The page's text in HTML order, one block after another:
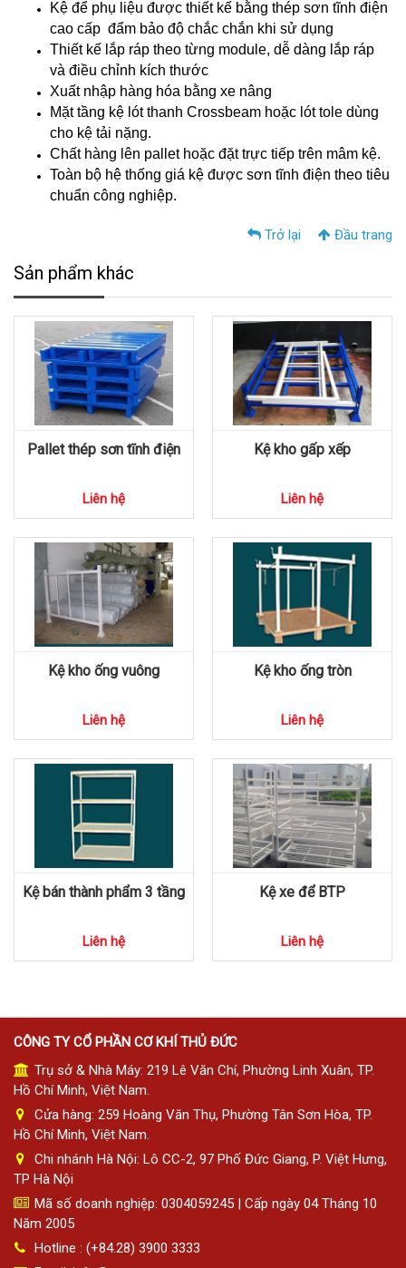
Kệ để phụ liệu được thiết kế bằng thép sơn tĩnh điện
cao cấp đẩm bảo độ chắc chắn khi sử dụng
Thiết kế lắp ráp theo từng module, dễ dàng lắp ráp
và điều chỉnh kích thước
Xuất nhập hàng hóa bằng xe nâng
Mặt tầng kệ lót thanh Crossbeam hoặc lót tole dùng
cho kệ tải nặng.
Chất hàng lên pallet hoặc đặt trực tiếp trên mâm kệ.
Toàn bộ hệ thống giá kệ được sơn tĩnh điện theo tiêu
chuẩn công nghiệp.
Trở lại Đầu trang
Sản phẩm khác
Pallet thép sơn tĩnh điện
Liên hệ
Kệ kho gấp xếp
Liên hệ
Kệ kho ống vuông
Liên hệ
Kệ kho ống tròn
Liên hệ
Kệ bán thành phẩm 3 tầng
Liên hệ
Kệ xe để BTP
Liên hệ
CÔNG TY CỔ PHẦN CƠ KHÍ THỦ ĐỨC
Trụ sở & Nhà Máy: 219 Lê Văn Chí, Phường Linh Xuân, TP.
Hồ Chí Minh, Việt Nam.
Cửa hàng: 259 Hoàng Văn Thụ, Phường Tân Sơn Hòa, TP.
Hồ Chí Minh, Việt Nam.
Chi nhánh Hà Nội: Lô CC-2, 97 Phố Đức Giang, P. Việt Hưng,
TP Hà Nội
Mã số doanh nghiệp: 0304059245 | Cấp ngày 04 Tháng 10
Năm 2005
Hotline : (+84.28) 3900 3333